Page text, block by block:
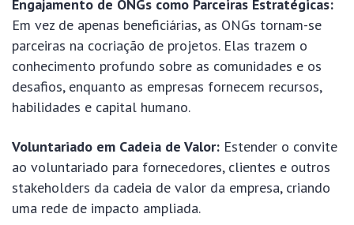
Engajamento de ONGs como Parceiras Estratégicas:
Em vez de apenas beneficiárias, as ONGs tornam-se
parceiras na cocriação de projetos. Elas trazem o
conhecimento profundo sobre as comunidades e os
desafios, enquanto as empresas fornecem recursos,
habilidades e capital humano.
Voluntariado em Cadeia de Valor: Estender o convite
ao voluntariado para fornecedores, clientes e outros
stakeholders da cadeia de valor da empresa, criando
uma rede de impacto ampliada.